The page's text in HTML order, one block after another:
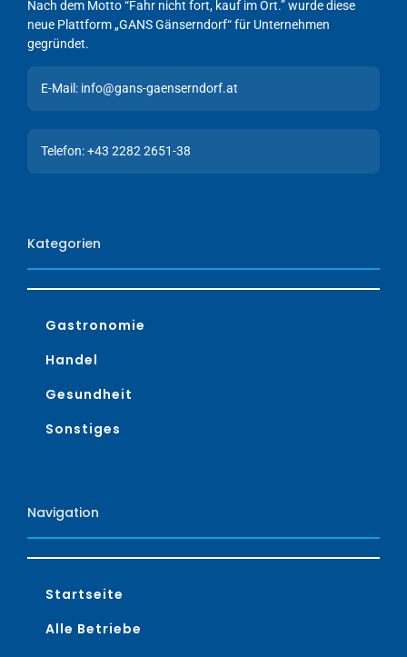
Nach dem Motto “Fahr nicht fort, kauf im Ort.” wurde diese
neue Plattform „GANS Gänserndorf“ für Unternehmen
gegründet.
E-Mail: info@gans-gaenserndorf.at
Telefon: +43 2282 2651-38
Kategorien
Gastronomie
Handel
Gesundheit
Sonstiges
Navigation
Startseite
Alle Betriebe